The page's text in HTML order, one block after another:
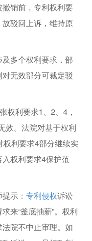
销前，专利权利要
驳回上诉，维持原
多个权利要求，部
无效部分可裁定驳
权利要求1、2、4，
效。法院对基于权利
利要求4部分继续实
权利要求4保护范
示： 专利侵权诉讼
来“釜底抽薪”。权利
院不中止审理。如